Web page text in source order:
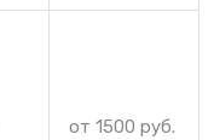
от 1500 руб.